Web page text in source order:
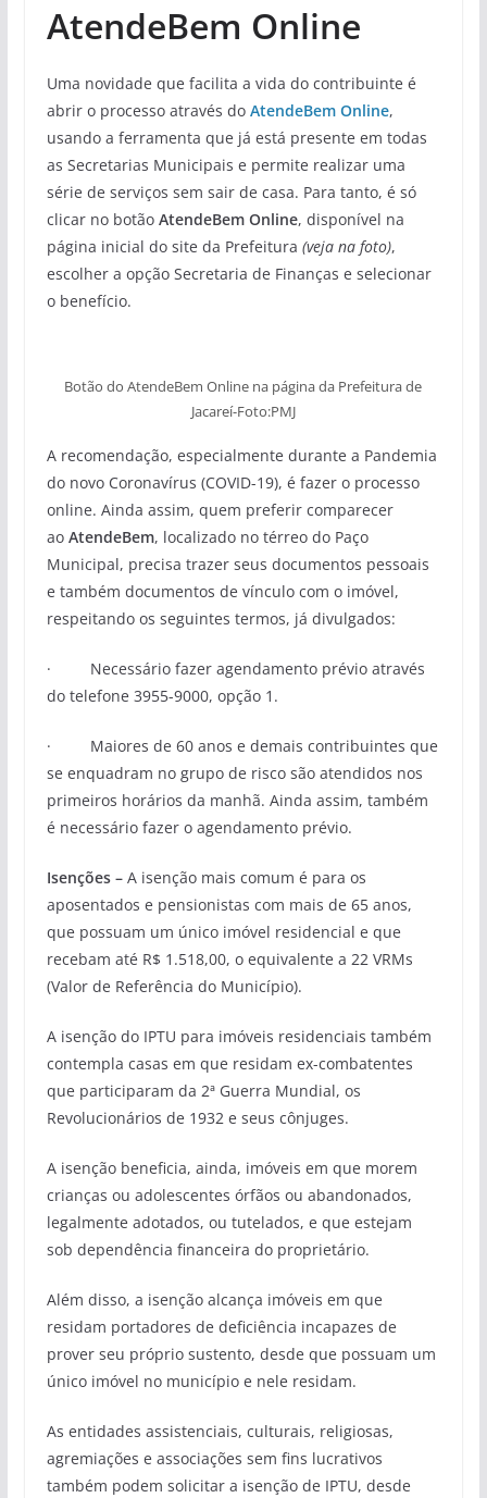
AtendeBem Online
Uma novidade que facilita a vida do contribuinte é
abrir o processo através do AtendeBem Online,
usando a ferramenta que já está presente em todas
as Secretarias Municipais e permite realizar uma
série de serviços sem sair de casa. Para tanto, é só
clicar no botão AtendeBem Online, disponível na
página inicial do site da Prefeitura (veja na foto),
escolher a opção Secretaria de Finanças e selecionar
o benefício.
Botão do AtendeBem Online na página da Prefeitura de
Jacareí-Foto:PMJ
A recomendação, especialmente durante a Pandemia
do novo Coronavírus (COVID-19), é fazer o processo
online. Ainda assim, quem preferir comparecer
ao AtendeBem, localizado no térreo do Paço
Municipal, precisa trazer seus documentos pessoais
e também documentos de vínculo com o imóvel,
respeitando os seguintes termos, já divulgados:
· Necessário fazer agendamento prévio através
do telefone 3955-9000, opção 1.
· Maiores de 60 anos e demais contribuintes que
se enquadram no grupo de risco são atendidos nos
primeiros horários da manhã. Ainda assim, também
é necessário fazer o agendamento prévio.
Isenções –A isenção mais comum é para os
aposentados e pensionistas com mais de 65 anos,
que possuam um único imóvel residencial e que
recebam até R$ 1.518,00, o equivalente a 22 VRMs
(Valor de Referência do Município).
A isenção do IPTU para imóveis residenciais também
contempla casas em que residam ex-combatentes
que participaram da 2ª Guerra Mundial, os
Revolucionários de 1932 e seus cônjuges.
A isenção beneficia, ainda, imóveis em que morem
crianças ou adolescentes órfãos ou abandonados,
legalmente adotados, ou tutelados, e que estejam
sob dependência financeira do proprietário.
Além disso, a isenção alcança imóveis em que
residam portadores de deficiência incapazes de
prover seu próprio sustento, desde que possuam um
único imóvel no município e nele residam.
As entidades assistenciais, culturais, religiosas,
agremiações e associações sem fins lucrativos
também podem solicitar a isenção de IPTU, desde